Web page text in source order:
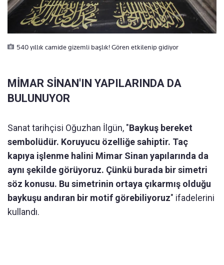
540 yıllık camide gizemli başlık! Gören etkilenip gidiyor
MİMAR SİNAN'IN YAPILARINDA DA
BULUNUYOR
Sanat tarihçisi Oğuzhan İlgün, "Baykuş bereket
sembolüdür. Koruyucu özelliğe sahiptir. Taç
kapıya işlenme halini Mimar Sinan yapılarında da
aynı şekilde görüyoruz. Çünkü burada bir simetri
söz konusu. Bu simetrinin ortaya çıkarmış olduğu
baykuşu andıran bir motif görebiliyoruz" ifadelerini
kullandı.